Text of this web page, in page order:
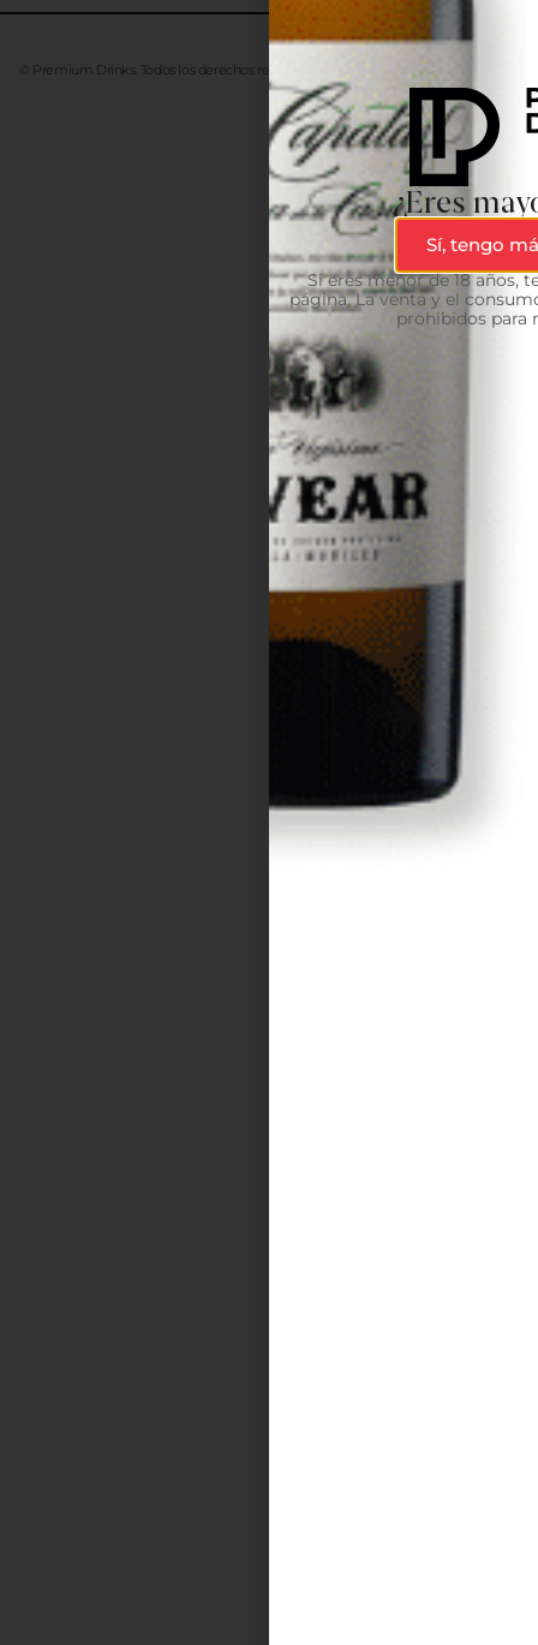
© Premium Drinks. Todos los derechos reservados. Desarrollado Advanze
¿Eres
Sí, tengo
Si eres menor de 18 años,
página. La venta y el
prohibidos para